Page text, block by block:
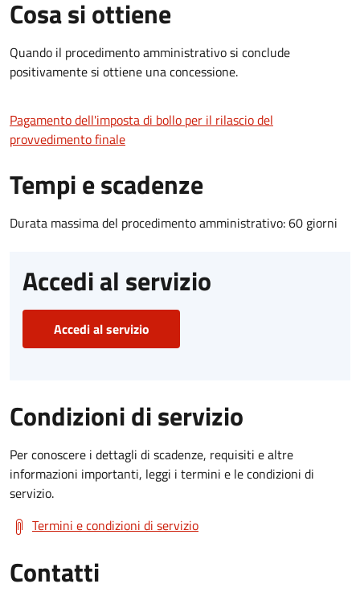
Cosa si ottiene
Quando il procedimento amministrativo si conclude
positivamente si ottiene una concessione.
Pagamento dell'imposta di bollo per il rilascio del
provvedimento finale
Tempi e scadenze
Durata massima del procedimento amministrativo: 60 giorni
Accedi al servizio
Accedi al servizio
Condizioni di servizio
Per conoscere i dettagli di scadenze, requisiti e altre
informazioni importanti, leggi i termini e le condizioni di
servizio.
Termini e condizioni di servizio
Contatti